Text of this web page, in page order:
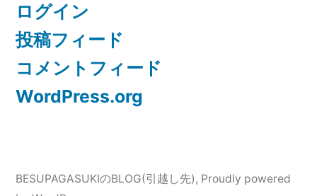
ログイン
投稿フィード
コメントフィード
WordPress.org
BESUPAGASUKIのBLOG(引越し先), Proudly powered